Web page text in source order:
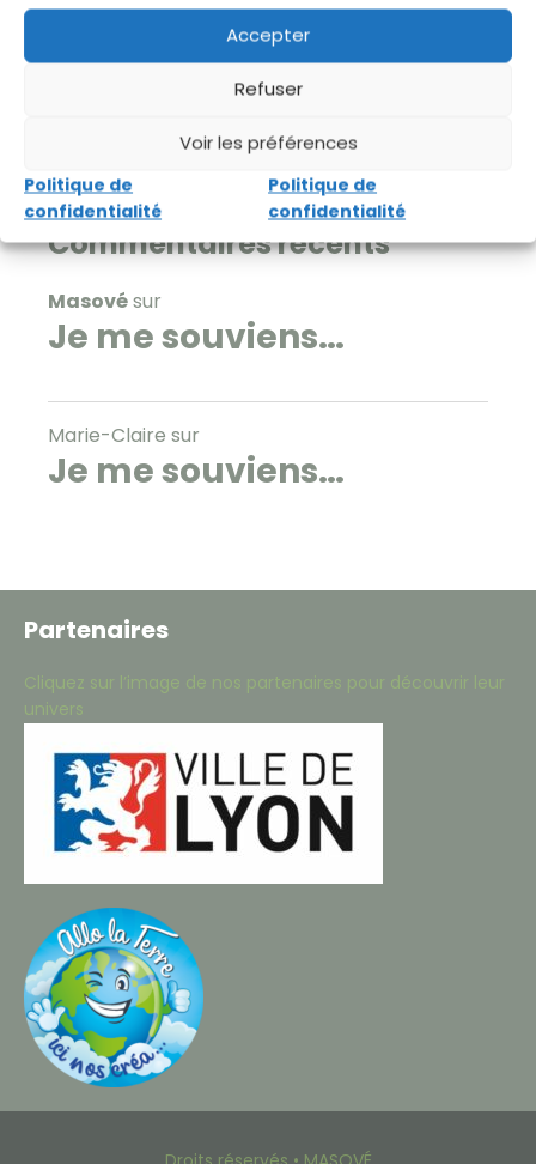
Accepter
Refuser
Voir les préférences
Politique de
confidentialité
Politique de
confidentialité
LES BIENFAITS DU CROCHET
Commentaires récents
Masovésur
Je me souviens…
Marie-Claire sur
Je me souviens…
Partenaires
Cliquez sur l’image de nos partenaires pour découvrir leur
univers